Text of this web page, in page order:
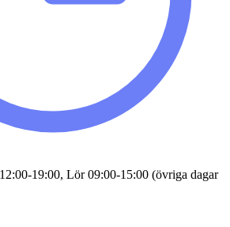
19:00, Lör 09:00-15:00 (övriga dagar